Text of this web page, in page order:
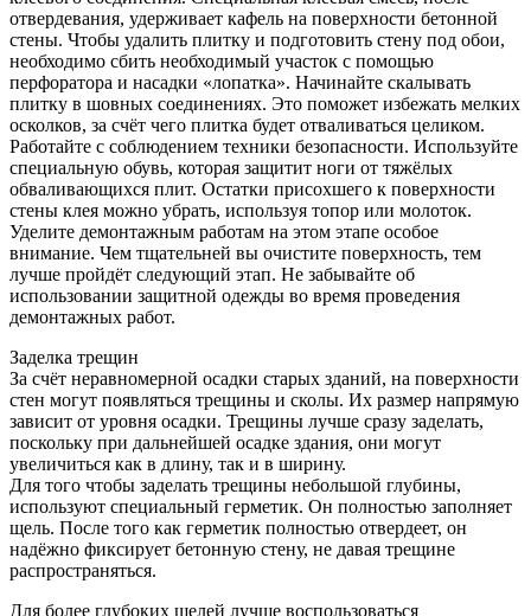
отвердевания, удерживает кафель на поверхности бетонной
стены. Чтобы удалить плитку и подготовить стену под обои,
необходимо сбить необходимый участок с помощью
перфоратора и насадки «лопатка». Начинайте скалывать
плитку в шовных соединениях. Это поможет избежать мелких
осколков, за счёт чего плитка будет отваливаться целиком.
Работайте с соблюдением техники безопасности. Используйте
специальную обувь, которая защитит ноги от тяжёлых
обваливающихся плит. Остатки присохшего к поверхности
стены клея можно убрать, используя топор или молоток.
Уделите демонтажным работам на этом этапе особое
внимание. Чем тщательней вы очистите поверхность, тем
лучше пройдёт следующий этап. Не забывайте об
использовании защитной одежды во время проведения
демонтажных работ.
Заделка трещин
За счёт неравномерной осадки старых зданий, на поверхности
стен могут появляться трещины и сколы. Их размер напрямую
зависит от уровня осадки. Трещины лучше сразу заделать,
поскольку при дальнейшей осадке здания, они могут
увеличиться как в длину, так и в ширину.
Для того чтобы заделать трещины небольшой глубины,
используют специальный герметик. Он полностью заполняет
щель. После того как герметик полностью отвердеет, он
надёжно фиксирует бетонную стену, не давая трещине
распространяться.
Для более глубоких щелей лучше воспользоваться